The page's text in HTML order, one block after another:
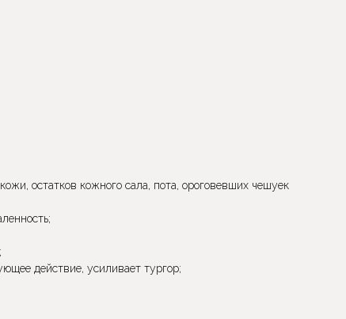
остатков кожного сала, пота, ороговевших чешуек
действие, усиливает тургор;